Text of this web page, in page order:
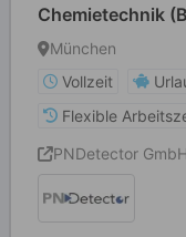
Chemietechnik
Halbleiterfertigung
München
Vollzeit
Flexible
PNDetector GmbH